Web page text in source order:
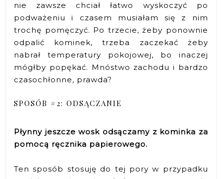
nie zawsze chciał łatwo wyskoczyć po
podważeniu i czasem musiałam się z nim
trochę pomęczyć. Po trzecie, żeby ponownie
odpalić kominek, trzeba zaczekać żeby
nabrał temperatury pokojowej, bo inaczej
mógłby popękać. Mnóstwo zachodu i bardzo
czasochłonne, prawda?
SPOSÓB #2: ODSĄCZANIE
Płynny jeszcze wosk odsączamy z kominka za
pomocą ręcznika papierowego.
Ten sposób stosuję do tej pory w przypadku